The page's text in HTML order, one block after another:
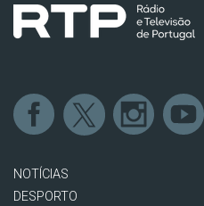
NOTÍCIAS
DESPORTO